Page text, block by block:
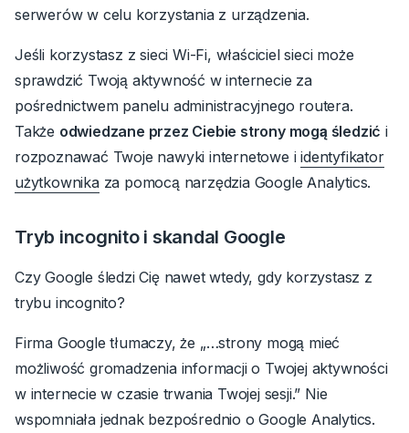
serwerów w celu korzystania z urządzenia.
Jeśli korzystasz z sieci Wi-Fi, właściciel sieci może
sprawdzić Twoją aktywność w internecie za
pośrednictwem panelu administracyjnego routera.
Także odwiedzane przez Ciebie strony mogą śledzić i
rozpoznawać Twoje nawyki internetowe iidentyfikator
użytkownikaza pomocą narzędzia Google Analytics.
Tryb incognito i skandal Google
Czy Google śledzi Cię nawet wtedy, gdy korzystasz z
trybu incognito?
Firma Google tłumaczy, że „…strony mogą mieć
możliwość gromadzenia informacji o Twojej aktywności
w internecie w czasie trwania Twojej sesji.” Nie
wspomniała jednak bezpośrednio o Google Analytics.